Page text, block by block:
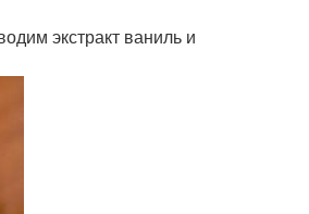
экстракт ваниль и